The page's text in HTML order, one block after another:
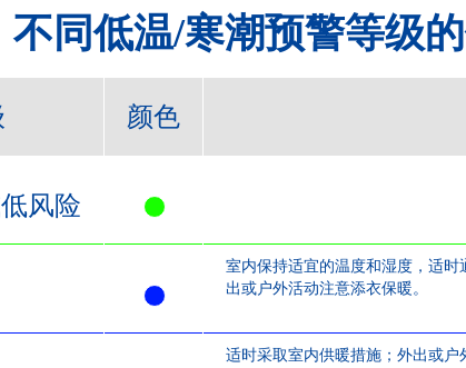
不同低温/寒潮预警等级
风险
颜色
室内保持适宜的温度和湿度，适
出或户外活动注意添衣保暖。
适时采取室内供暖措施；外出或户